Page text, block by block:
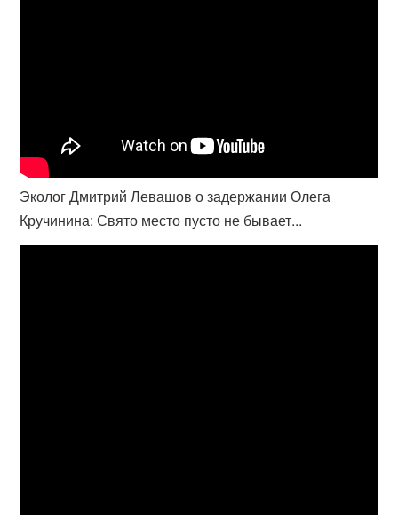
Эколог Дмитрий Левашов о задержании Олега
Кручинина: Свято место пусто не бывает...